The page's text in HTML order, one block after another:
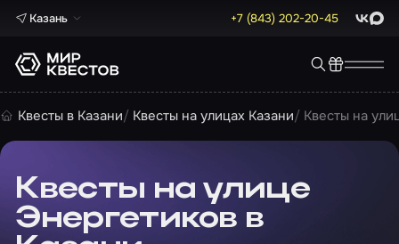
Казань +7 (843) 202-20-45 Max
Квесты в Казани Квесты на улицах Казани Квесты на
Квесты на улице
Энергетиков в